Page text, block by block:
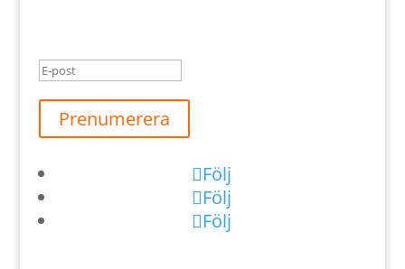
Prenumerera
Följ
Följ
Följ